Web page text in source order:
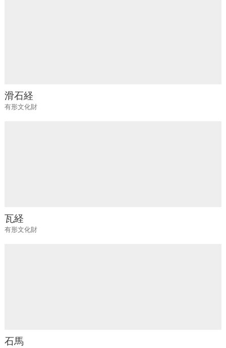
滑石経
有形文化財
瓦経
有形文化財
石馬